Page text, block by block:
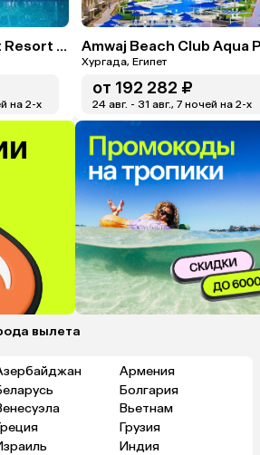
Nha Trang Marriott Resort & Spa, Hon Tre Island
на 2-x
Хургада, Египет
от 192 282 ₽
24 авг. - 31 авг., 7 ночей на 2-x
вылета
Армения
Болгария
Вьетнам
Грузия
Индия